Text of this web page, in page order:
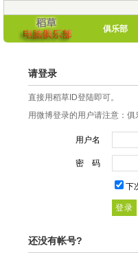
俱乐部
请登录
直接用稻草ID登陆即可。
用微博登录的用户请注意：
用户名
密 码
下
还没有帐号?